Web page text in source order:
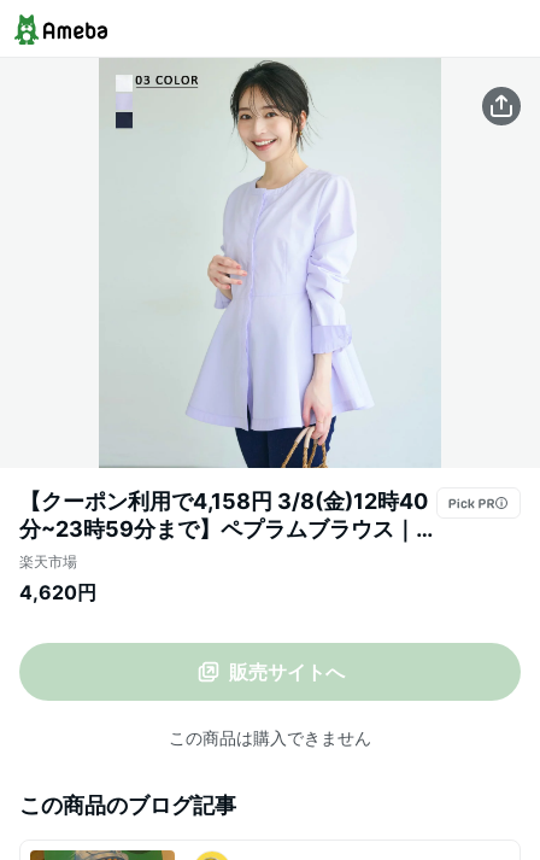
【クーポン利用で4,158円 3/8(金)12時40
分~23時59分まで】ペプラムブラウス｜
シワになりにくい トップス ブラウス フレ
ア フレアブラウス 長袖 春 オフィス 前開き
【宅配便】24SS cpn (予約4月1日~5日
or4月21日~25日以内順次発送)
楽天市場
4,620円
販売サイトへ
この商品は購入できません
この商品のブログ記事